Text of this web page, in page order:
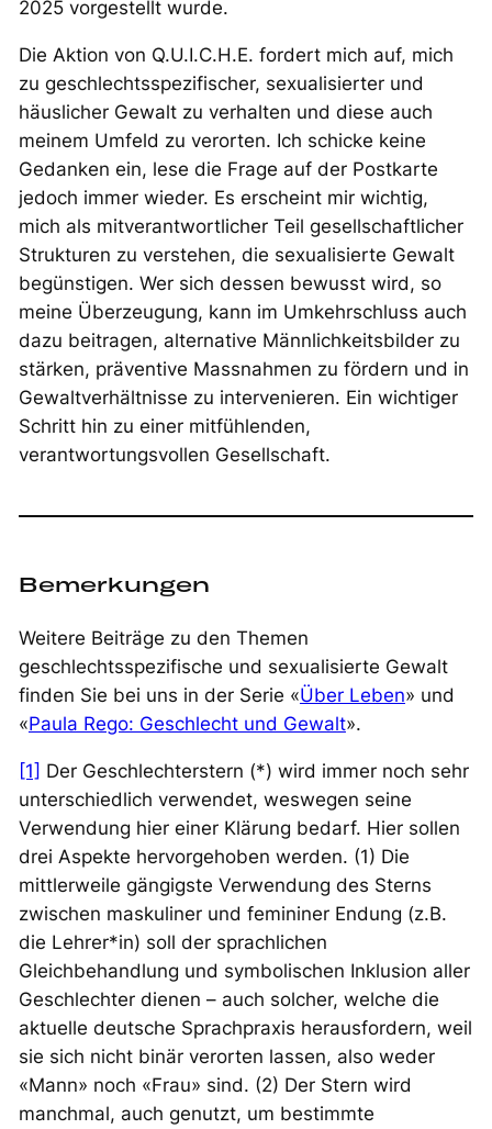
2025 vorgestellt wurde.
Die Aktion von Q.U.I.C.H.E. fordert mich auf, mich
zu geschlechtsspezifischer, sexualisierter und
häuslicher Gewalt zu verhalten und diese auch
meinem Umfeld zu verorten. Ich schicke keine
Gedanken ein, lese die Frage auf der Postkarte
jedoch immer wieder. Es erscheint mir wichtig,
mich als mitverantwortlicher Teil gesellschaftlicher
Strukturen zu verstehen, die sexualisierte Gewalt
begünstigen. Wer sich dessen bewusst wird, so
meine Überzeugung, kann im Umkehrschluss auch
dazu beitragen, alternative Männlichkeitsbilder zu
stärken, präventive Massnahmen zu fördern und in
Gewaltverhältnisse zu intervenieren. Ein wichtiger
Schritt hin zu einer mitfühlenden,
verantwortungsvollen Gesellschaft.
Bemerkungen
Weitere Beiträge zu den Themen
geschlechtsspezifische und sexualisierte Gewalt
finden Sie bei uns in der Serie «Über Leben» und
«Paula Rego: Geschlecht und Gewalt».
[1] Der Geschlechterstern (*) wird immer noch sehr
unterschiedlich verwendet, weswegen seine
Verwendung hier einer Klärung bedarf. Hier sollen
drei Aspekte hervorgehoben werden. (1) Die
mittlerweile gängigste Verwendung des Sterns
zwischen maskuliner und femininer Endung (z.B.
die Lehrer*in) soll der sprachlichen
Gleichbehandlung und symbolischen Inklusion aller
Geschlechter dienen – auch solcher, welche die
aktuelle deutsche Sprachpraxis herausfordern, weil
sie sich nicht binär verorten lassen, also weder
«Mann» noch «Frau» sind. (2) Der Stern wird
manchmal, auch genutzt, um bestimmte